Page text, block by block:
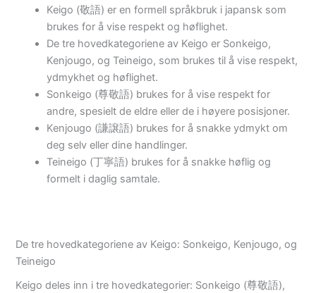
Keigo (敬語) er en formell språkbruk i japansk som
brukes for å vise respekt og høflighet.
De tre hovedkategoriene av Keigo er Sonkeigo,
Kenjougo, og Teineigo, som brukes til å vise respekt,
ydmykhet og høflighet.
Sonkeigo (尊敬語) brukes for å vise respekt for
andre, spesielt de eldre eller de i høyere posisjoner.
Kenjougo (謙譲語) brukes for å snakke ydmykt om
deg selv eller dine handlinger.
Teineigo (丁寧語) brukes for å snakke høflig og
formelt i daglig samtale.
De tre hovedkategoriene av Keigo: Sonkeigo, Kenjougo, og
Teineigo
Keigo deles inn i tre hovedkategorier: Sonkeigo (尊敬語),